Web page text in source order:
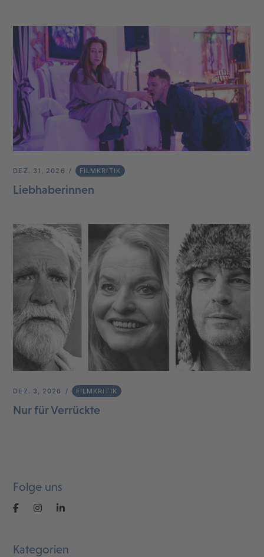
DEZ. 31, 2026 FILMKRITIK
Liebhaberinnen
DEZ. 3, 2026 FILMKRITIK
Nur für Verrückte
Folge uns
Kategorien